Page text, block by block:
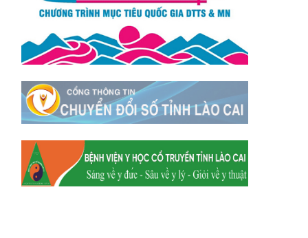
Xã Mường
Hum
Xã Y Tý
Xã A Mú Sung
Xã Trịnh Tường
Xã Nậm Chày
Xã Bản Xèo
Xã Bát Xát
Xã Võ Lao
Xã Khánh Yên
Xã Văn Bàn
Xã Dương Quỳ